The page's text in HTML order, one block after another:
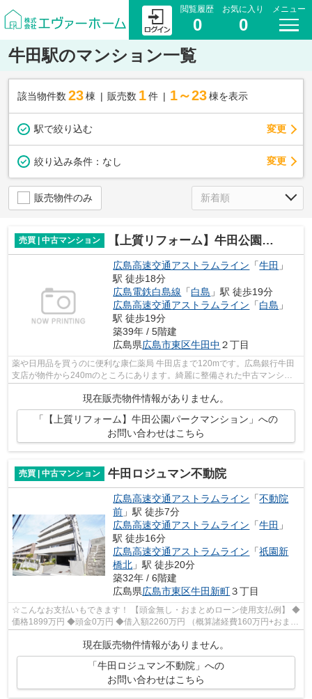
閲覧履歴
0
お気に入り
0
メニュー
牛田駅のマンション一覧
該当物件数 23棟 販売数 1 件 1～23 棟を表示
駅で絞り込む 変更
絞り込み条件： なし 変更
販売物件のみ
売買 | 中古マンション 【上質リフォーム】牛田公園パークマンション
広島高速交通アストラムライン 「牛田 」
駅 徒歩18分
広島電鉄白島線 「白島 」駅 徒歩19分
広島高速交通アストラムライン 「白島 」
駅 徒歩19分
築39年 / 5階建
広島県広島市東区牛田中 ２丁目
薬や日用品を買うのに便利な康仁薬局 牛田店まで120mです。広島銀行牛田
支店が物件から240mのところにあります。綺麗に整備された中古マンショ
現在販売物件情報がありません。
「【上質リフォーム】牛田公園パークマンション」への
お問い合わせはこちら
売買 | 中古マンション 牛田ロジュマン不動院
広島高速交通アストラムライン 「不動院
前 」駅 徒歩7分
広島高速交通アストラムライン 「牛田 」
駅 徒歩16分
広島高速交通アストラムライン 「祇園新
橋北 」駅 徒歩20分
築32年 / 6階建
広島県広島市東区牛田新町３丁目
☆こんなお支払いもできます！ 【頭金無し・おまとめローン使用支払例】 ◆
価格1899万円 ◆頭金0万円 ◆借入額2260万円 （概算諸経費160万円+おまと
めローン200万円込） ◆年利0.8％ 変動...
現在販売物件情報がありません。
「牛田ロジュマン不動院」への
お問い合わせはこちら